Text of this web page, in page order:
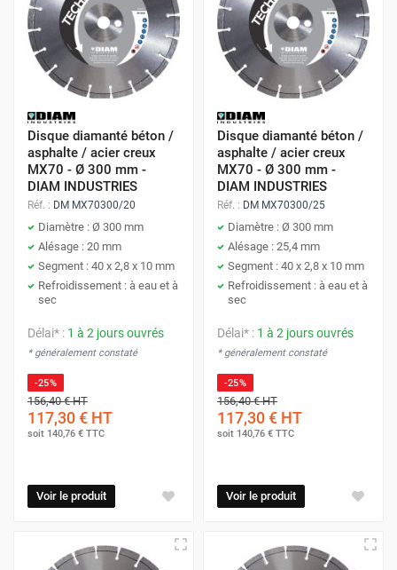
Disque diamanté béton /
asphalte / acier creux
MX70 - Ø 300 mm -
DIAM INDUSTRIES
Réf. : DM MX70300/20
Diamètre : Ø 300 mm
Alésage : 20 mm
Segment : 40 x 2,8 x 10 mm
Refroidissement : à eau et à
sec
Délai* : 1 à 2 jours ouvrés
* généralement constaté
-25%
156,40 €HT
117,30 € HT
soit 140,76 € TTC
Voir le produit
Disque diamanté béton /
asphalte / acier creux
MX70 - Ø 300 mm -
DIAM INDUSTRIES
Réf. : DM MX70300/25
Diamètre : Ø 300 mm
Alésage : 25,4 mm
Segment : 40 x 2,8 x 10 mm
Refroidissement : à eau et à
sec
Délai* : 1 à 2 jours ouvrés
* généralement constaté
-25%
156,40 €HT
117,30 € HT
soit 140,76 € TTC
Voir le produit